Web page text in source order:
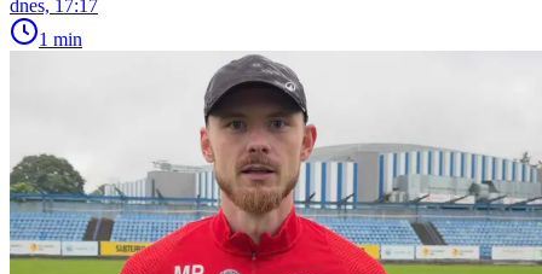
dnes, 17:17
1 min